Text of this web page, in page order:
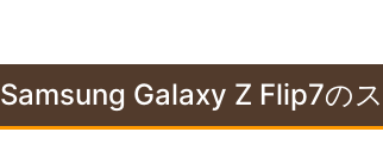
Samsung Galaxy Z Flip7の